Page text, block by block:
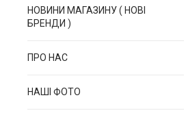
НОВИНИ МАГАЗИНУ ( НОВІ
БРЕНДИ )
ПРО НАС
НАШІ ФОТО